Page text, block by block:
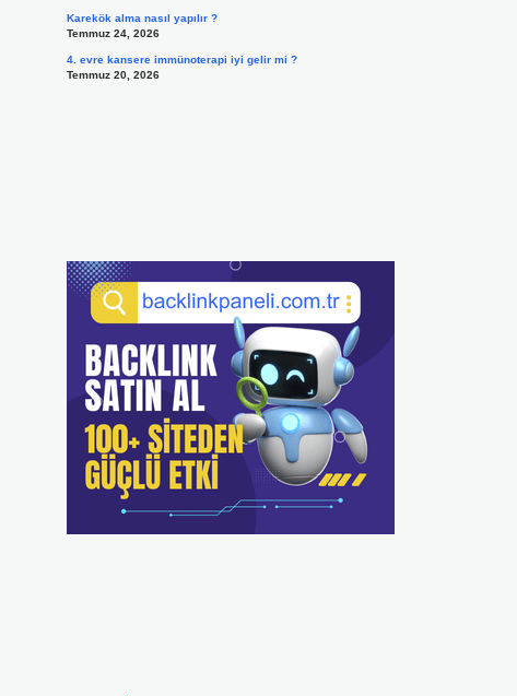
Karekök alma nasıl yapılır ?
Temmuz 24, 2026
4. evre kansere immünoterapi iyi gelir mi ?
Temmuz 20, 2026